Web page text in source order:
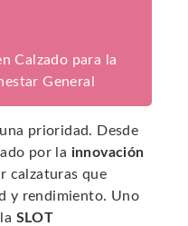
Calzado para la
General
prioridad. Desde
por la innovación
calzaturas que
y rendimiento. Uno
SLOT